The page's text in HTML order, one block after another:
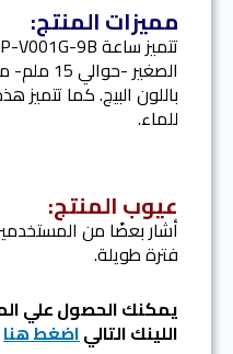
مميزات المنتج:
الصغير -
باللون البيج. كما
للماء.
عيوب المنتج:
أشار بعضًا من
فترة طويلة.
يمكنك الحصول علي
اللينك التالياضغط هنا